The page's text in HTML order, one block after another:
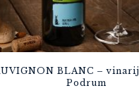
BLANC –
Podrum